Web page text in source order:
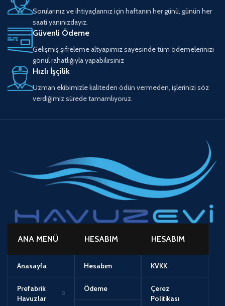
Sorularınız ve ihtiyaçlarınız için haftanın her günü, günün her
saati yanınızdayız.
Güvenli Ödeme
Gelişmiş şifreleme altyapımız sayesinde tüm ödemelerinizi
gönül rahatlığıyla yapabilirsiniz
Hızlı İşçilik
Uzman ekibimizle kaliteden ödün vermeden, işlerinizi söz
verdiğimiz sürede tamamlıyoruz.
ANA MENÜ
Anasayfa
Prefabrik
Havuzlar
HESABIM
Hesabım
Ödeme
HESABIM
KVKK
Çerez
Politikası